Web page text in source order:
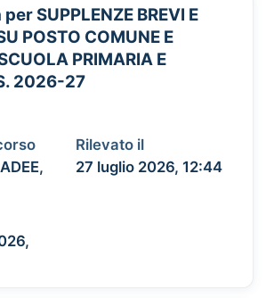
SUPPLENZE BREVI E
POSTO COMUNE E
PRIMARIA E
2026-27
Rilevato il
27 luglio 2026, 12:44